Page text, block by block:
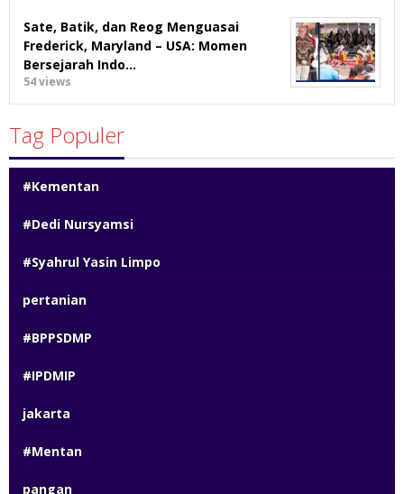
Sate, Batik, dan Reog Menguasai
Frederick, Maryland – USA: Momen
Bersejarah Indo…
54 views
Tag Populer
#Kementan
#Dedi Nursyamsi
#Syahrul Yasin Limpo
pertanian
#BPPSDMP
#IPDMIP
jakarta
#Mentan
pangan